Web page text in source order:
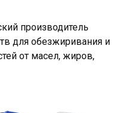
производитель
для обезжиривания и
от масел, жиров,